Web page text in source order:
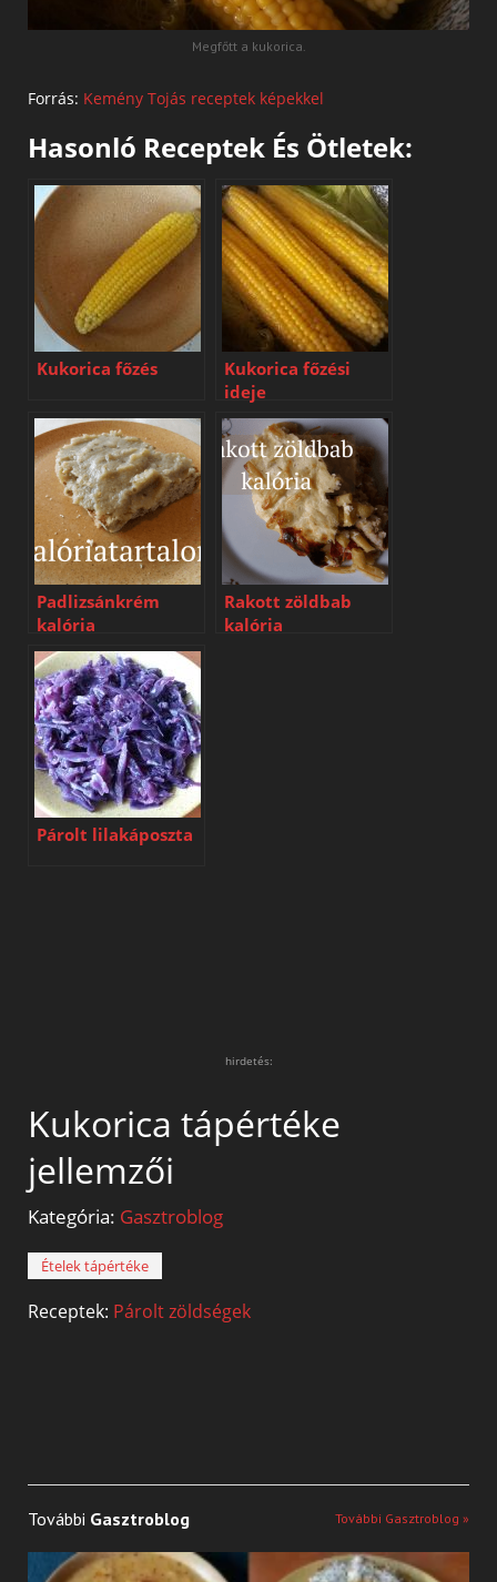
Megfőtt a kukorica.
Forrás: Kemény Tojás receptek képekkel
Hasonló Receptek És Ötletek:
Kukorica főzés
Kukorica főzési
ideje
Padlizsánkrém
kalória
Rakott zöldbab
kalória
Párolt lilakáposzta
hirdetés:
Kukorica tápértéke
jellemzői
Kategória: Gasztroblog
Ételek tápértéke
Receptek: Párolt zöldségek
További Gasztroblog További Gasztroblog »